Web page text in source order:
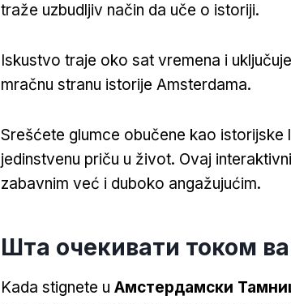
traže uzbudljiv način da uče o istoriji.
Iskustvo traje oko sat vremena i
mračnu stranu istorije Amsterdama.
Srešćete glumce obučene kao istorijske
jedinstvenu priču u život. Ovaj
zabavnim već i duboko angažujućim.
Шта очекивати током
Kada stignete u Амстердамски